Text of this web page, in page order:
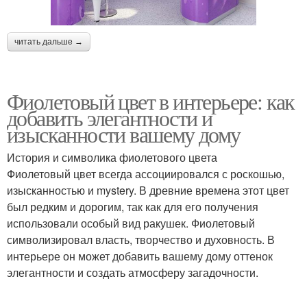
читать дальше →
Фиолетовый цвет в интерьере: как
добавить элегантности и
изысканности вашему дому
История и символика фиолетового цвета
Фиолетовый цвет всегда ассоциировался с роскошью,
изысканностью и mystery. В древние времена этот цвет
был редким и дорогим, так как для его получения
использовали особый вид ракушек. Фиолетовый
символизировал власть, творчество и духовность. В
интерьере он может добавить вашему дому оттенок
элегантности и создать атмосферу загадочности.